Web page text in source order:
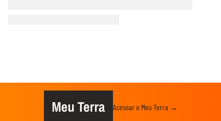
Meu Terra Acessar o Meu Terra →